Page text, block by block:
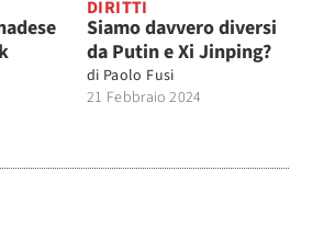
DIRITTI
Siamo davvero diversi
da Putin e Xi Jinping?
di Paolo Fusi
21 Febbraio 2024